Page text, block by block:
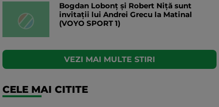
Bogdan Lobonț și Robert Niță sunt
invitații lui Andrei Grecu la Matinal
(VOYO SPORT 1)
VEZI MAI MULTE STIRI
CELE MAI CITITE